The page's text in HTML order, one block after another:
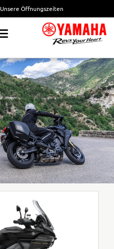
Unsere Öffnungszeiten